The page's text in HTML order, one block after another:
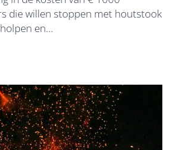
die willen stoppen met houtstook
en…